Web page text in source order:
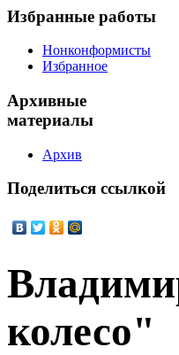
Избранные работы
Нонконформисты
Избранное
Архивные
материалы
Архив
Поделиться ссылкой
колесо"